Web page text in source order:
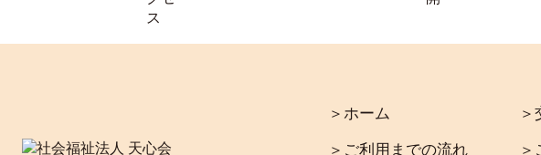
＞ホーム
＞ご利用までの流れ
＞
＞